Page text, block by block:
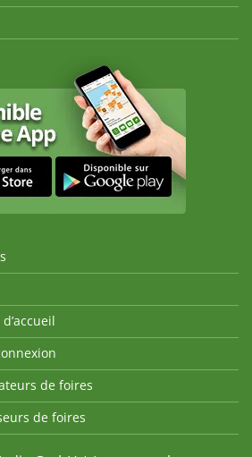
de foires
de foires